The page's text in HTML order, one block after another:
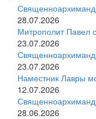
28.07.2026
Митрополит Павел
23.07.2026
23.07.2026
Наместник Лавры
12.07.2026
28.06.2026